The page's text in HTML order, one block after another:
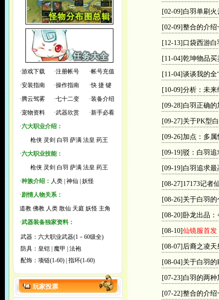
·游戏下载 ·注册帐号 ·帐号充值
·安装指南 ·操作指南 ·快 捷 键
·腾云驾雾 ·七十二变 ·装备介绍
·宠物资料 ·武器欣赏 ·新手必看
·六大职业介绍：
枪侠 灵剑 白羽 萨满 法皇 药王
·六大职业技能：
枪侠 灵剑 白羽 萨满 法皇 药王
·种族介绍： 人类 神仙
妖怪
·剧情人物关系：
道教 佛教 人类 散仙 天庭 妖怪 主角
·武器装备独家资料：
武器： 六大职业武器(1－60级全)
防具： 皇铠 魔甲
法袍
配饰： 项链(1-60) 指环(1-60)
玩家投票
[02-09] 白羽单刷
[02-09]整合的介
[12-13] 口袋西游
[11-04]乾坤物品
[11-04]谈谈我的全
[10-09]分析：未
[09-28] 白羽正确的
[09-27] 关于PK型
[09-26] 加点：多
[09-19]驳：白羽
[09-19] 白羽追求
[08-27] 17173记者
[08-26] 关于白羽
[08-20] 卧龙出品
[08-10]仙镜服首
[08-07] 后裔之凌
[08-04] 关于白羽
[07-23] 白羽的两
[07-22]整合的介